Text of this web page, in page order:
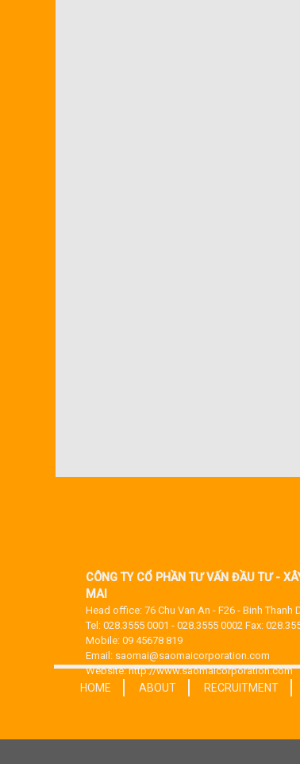
CÔNG TY CỔ PHẦN TƯ VẤN ĐẦU TƯ -
MAI
Head office: 76 Chu Van An - F26 - Binh Thanh
Tel: 028.3555 0001 - 028.3555 0002 Fax:
Mobile: 09 45678 819
Email: saomai@saomaicorporation.com
Website: http://www.saomaicorporation.com
HOME ABOUT RECRUITMENT